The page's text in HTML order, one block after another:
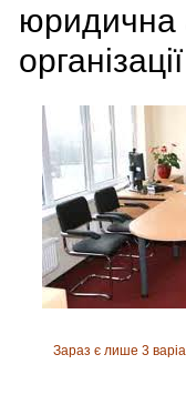
юридична
організації
Зараз є лише 3